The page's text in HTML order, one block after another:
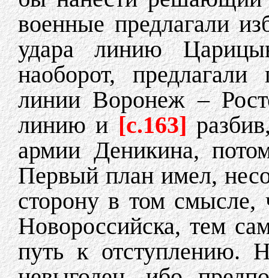
военные предлагали
удара линию
наоборот,
линии Воронеж –
линию и[c.163]
армии Деникина,
Первый план имел,
сторону в том смысле,
Новороссийска, тем
путь к отступлению.